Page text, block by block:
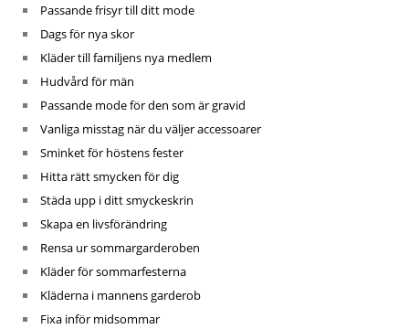
Passande frisyr till ditt mode
Dags för nya skor
Kläder till familjens nya medlem
Hudvård för män
Passande mode för den som är gravid
Vanliga misstag när du väljer accessoarer
Sminket för höstens fester
Hitta rätt smycken för dig
Städa upp i ditt smyckeskrin
Skapa en livsförändring
Rensa ur sommargarderoben
Kläder för sommarfesterna
Kläderna i mannens garderob
Fixa inför midsommar